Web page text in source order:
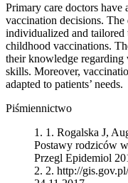
Primary care doctors have
vaccination decisions.
individualized and tailored
childhood vaccinations.
their knowledge regarding
skills. Moreover,
adapted to patients’ needs.
Piśmiennictwo
1. Rogalska J,
Postawy rodziców
Przegl Epidemiol
2. http://